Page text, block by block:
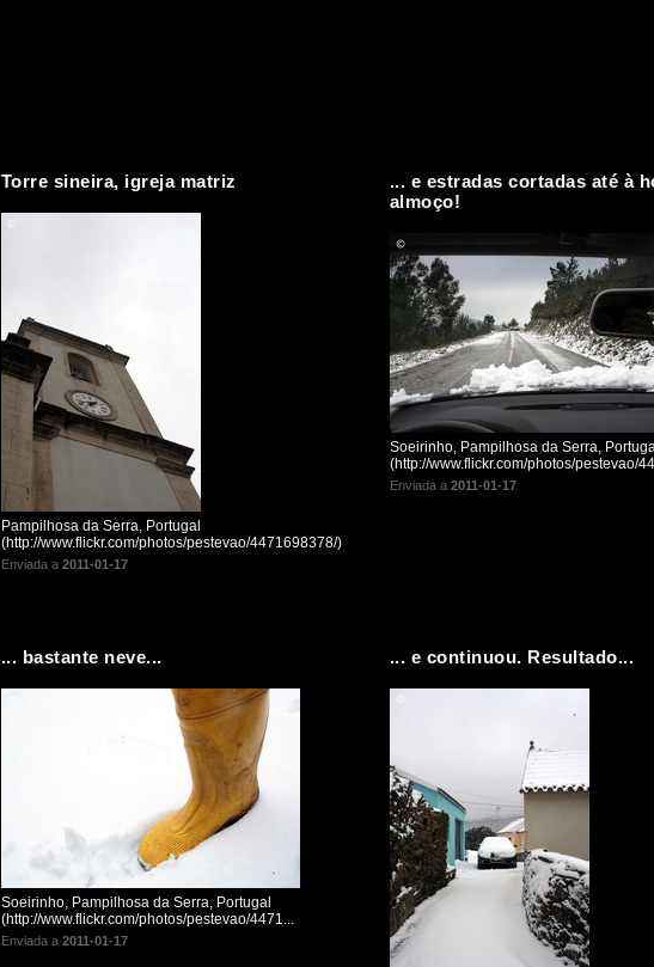
Torre sineira, igreja matriz
Pampilhosa da Serra, Portugal
(http://www.flickr.com/photos/pestevao/4471698378/)
Enviada a 2011-01-17
... e estradas cortadas até à
almoço!
Soeirinho, Pampilhosa da Serra,
(http://www.flickr.com/photos/pestevao/
Enviada a 2011-01-17
... bastante neve...
Soeirinho, Pampilhosa da Serra, Portugal
(http://www.flickr.com/photos/pestevao/4471...
Enviada a 2011-01-17
... e continuou. Resultado...